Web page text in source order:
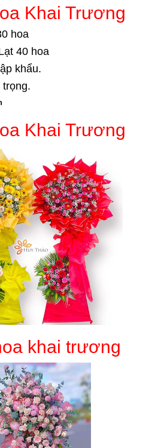
Khai Trương
hoa
40 hoa
khẩu.
Khai Trương
khai trương